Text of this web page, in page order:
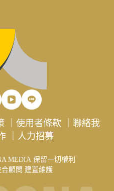
｜使用者條款 ｜聯絡我
｜ 人力招募
MEDIA 保留一切權利
顧問 建置維護